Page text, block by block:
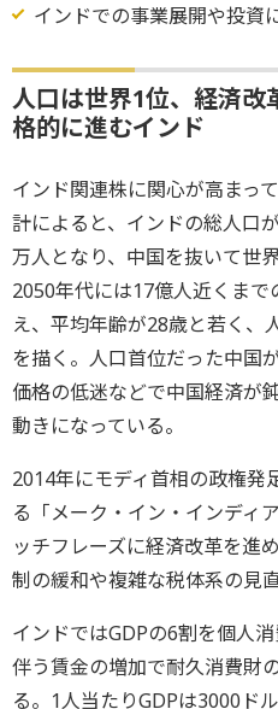
インドでの事業展開や投資
人口は世界1位、経済改
格的に進むインド
インド関連株に関心が高まっ
計によると、インドの総人口
万人となり、中国を抜いて世
2050年代には17億人近くまで
え、平均年齢が28歳と若く、
を描く。人口首位だった中国
価格の低迷などで中国経済が
動きになっている。
2014年にモディ首相の政権発
る「メーク・イン・インディ
ッチフレーズに経済改革を進
制の緩和や複雑な税体系の見
インドではGDPの6割を個人
伴う賃金の増加で耐久消費財
る。1人当たりGDPは3000ド